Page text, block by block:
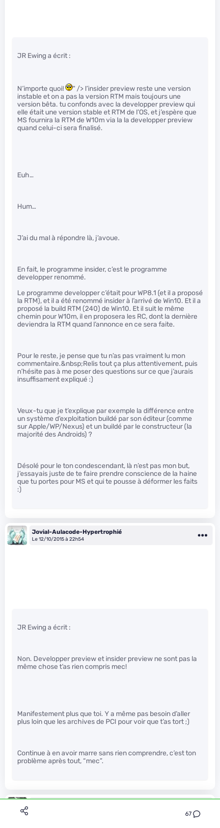
67
JR Ewing a écrit :
N’importe quoi!
" /> l’insider preview reste une version
instable et on a pas la version RTM mais toujours une
version bêta. tu confonds avec la developper preview qui
elle était une version stable et RTM de l’OS, et j’espère que
MS fournira la RTM de W10m via la la developper preview
quand celui-ci sera finalisé.
Euh…
Hum…
J’ai du mal à répondre là, j’avoue.
En fait, le programme insider, c’est le programme
developper renommé.
Le programme developper c’était pour WP8.1 (et il a proposé
la RTM), et il a été renommé insider à l’arrivé de Win10. Et il a
proposé la build RTM (240) de Win10. Et il suit le même
chemin pour W10m, il en proposera les RC, dont la dernière
deviendra la RTM quand l’annonce en ce sera faite.
Pour le reste, je pense que tu n’as pas vraiment lu mon
commentaire.&nbsp;Relis tout ça plus attentivement, puis
n’hésite pas à me poser des questions sur ce que j’aurais
insuffisament expliqué :)
Veux-tu que je t’explique par exemple la différence entre
un système d’exploitation buildé par son éditeur (comme
sur Apple/WP/Nexus) et un buildé par le constructeur (la
majorité des Androids) ?
Désolé pour le ton condescendant, là n’est pas mon but,
j’essayais juste de te faire prendre conscience de la haine
que tu portes pour MS et qui te pousse à déformer les faits
:)
Jovial-Aulacode-Hypertrophié
Le 12/10/2015 à 22h54
JR Ewing a écrit :
Non. Developper preview et insider preview ne sont pas la
même chose t’as rien compris mec!
Manifestement plus que toi. Y a même pas besoin d’aller
plus loin que les archives de PCI pour voir que t’as tort ;)
Continue à en avoir marre sans rien comprendre, c’est ton
problème après tout, “mec”.